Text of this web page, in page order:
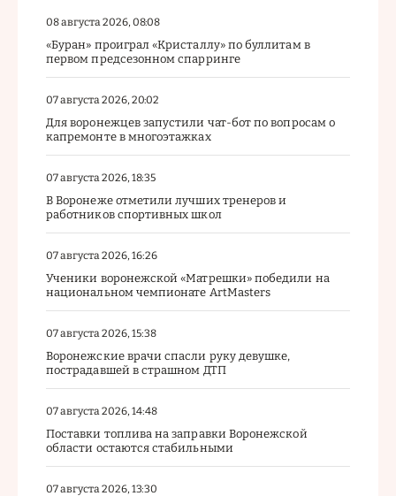
08 августа 2026, 08:08
«Буран» проиграл «Кристаллу» по буллитам в
первом предсезонном спарринге
07 августа 2026, 20:02
Для воронежцев запустили чат-бот по вопросам о
капремонте в многоэтажках
07 августа 2026, 18:35
В Воронеже отметили лучших тренеров и
работников спортивных школ
07 августа 2026, 16:26
Ученики воронежской «Матрешки» победили на
национальном чемпионате ArtMasters
07 августа 2026, 15:38
Воронежские врачи спасли руку девушке,
пострадавшей в страшном ДТП
07 августа 2026, 14:48
Поставки топлива на заправки Воронежской
области остаются стабильными
07 августа 2026, 13:30